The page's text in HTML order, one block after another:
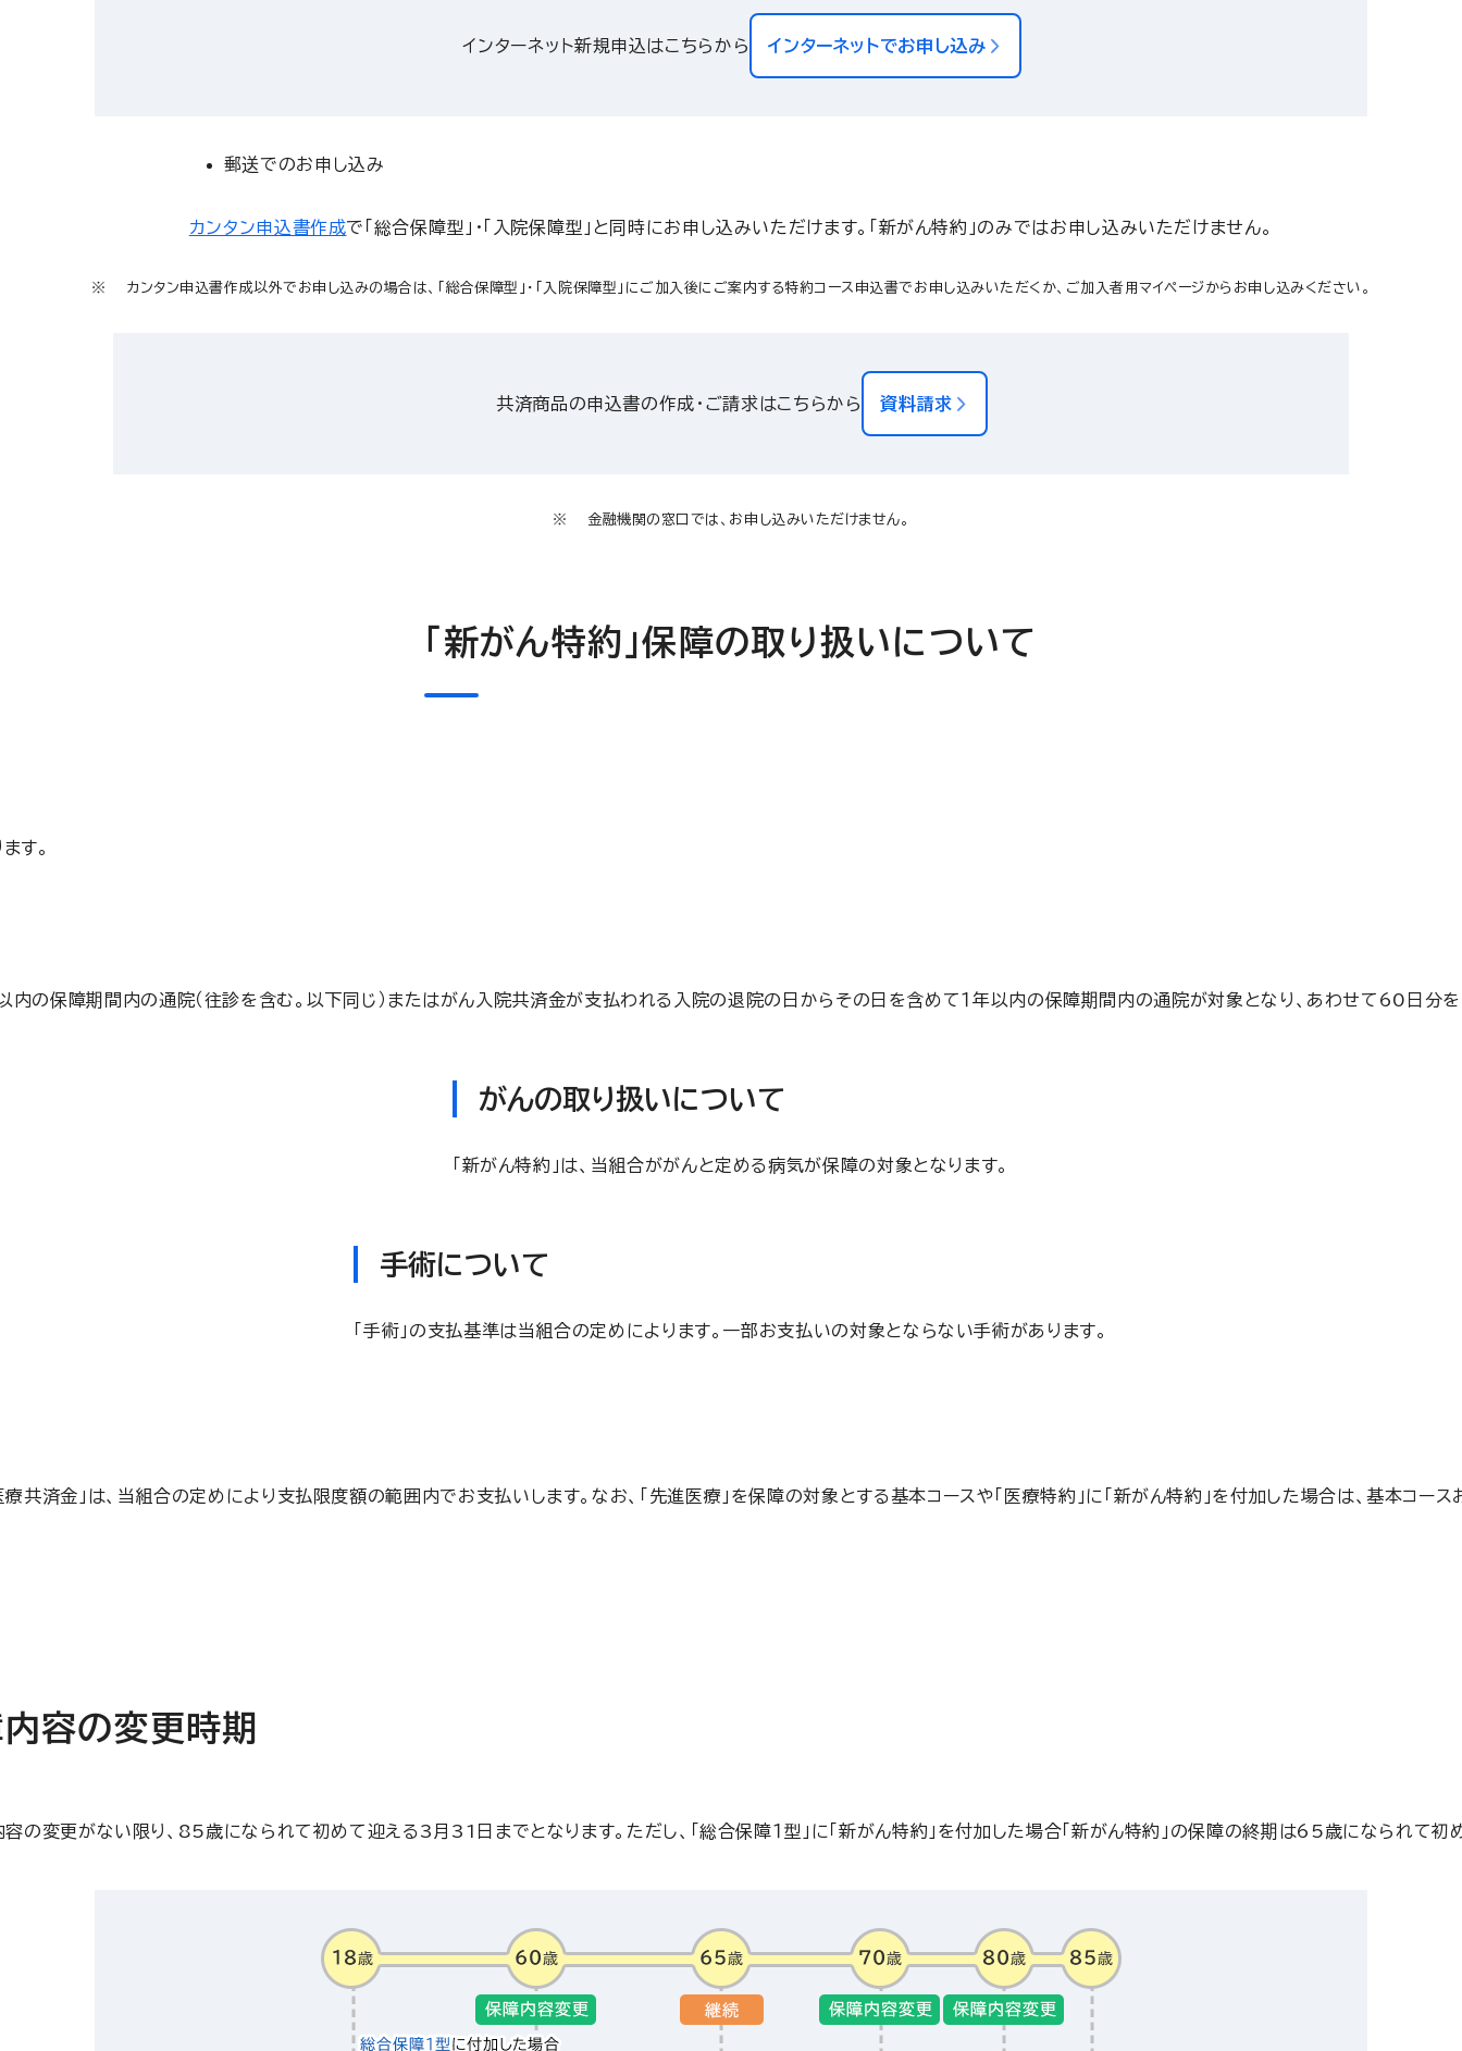
インターネット新規申込はこちらから インターネットでお申し込み
郵送でのお申し込み
カンタン申込書作成で「総合保障型」・「入院保障型」と同時にお申し込みいただけます。「新がん特約」のみではお申し込みいただけません。
カンタン申込書作成以外でお申し込みの場合は、「総合保障型」・「入院保障型」にご加入後にご案内する特約コース申込書でお申し込みいただくか、ご加入者用マイページからお申し込みください。
共済商品の申込書の作成・ご請求はこちらから 資料請求
金融機関の窓口では、お申し込みいただけません。
「新がん特約」保障の取り扱いについて
す。
保障期間内の通院（往診を含む。以下同じ）またはがん入院共済金が支払われる入院の退院の日からその日を含めて１年以内の保障期間内の通院が対象となり、あわせて60日
がんの取り扱いについて
「新がん特約」は、当組合ががんと定める病気が保障の対象となります。
手術について
「手術」の支払基準は当組合の定めによります。一部お支払いの対象とならない手術があります。
」は、当組合の定めにより支払限度額の範囲内でお支払いします。なお、「先進医療」を保障の対象とする基本コースや「医療特約」に「新がん特約」を付加した場合は、基本コ
容の変更時期
容の変更がない限り、85歳になられて初めて迎える3月31日までとなります。ただし、「総合保障１型」に「新がん特約」を付加した場合「新がん特約」の保障の終期は65歳になられて